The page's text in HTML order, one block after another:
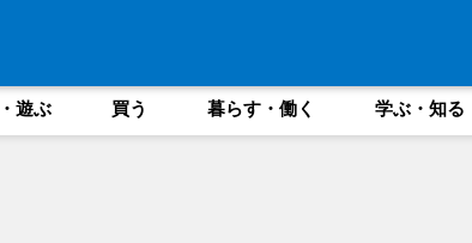
遊ぶ 買う 暮らす・働く 学ぶ・知る